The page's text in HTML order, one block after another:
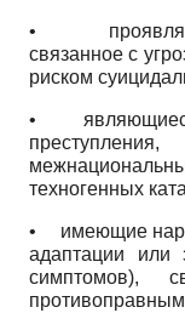
•
связанное с
риском
•
техногенных
• имеющие
адаптации или
симптомов),